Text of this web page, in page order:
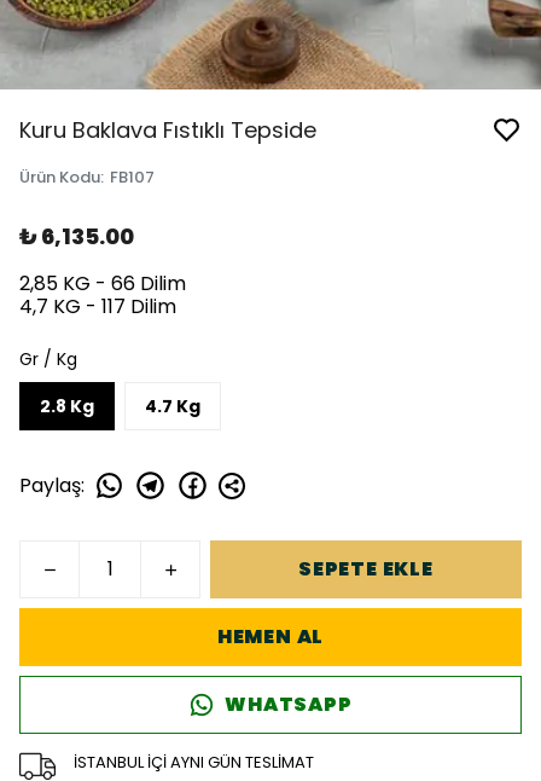
Kuru Baklava Fıstıklı Tepside
Ürün Kodu: FB107
₺ 6,135.00
2,85 KG - 66 Dilim
4,7 KG - 117 Dilim
Gr / Kg
2.8 Kg
4.7 Kg
Paylaş:
SEPETE EKLE
HEMEN AL
WHATSAPP
İSTANBUL İÇİ AYNI GÜN TESLİMAT